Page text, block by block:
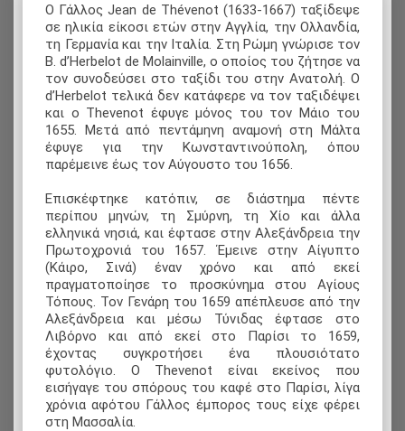
O Γάλλος Jean de Thévenot (1633-1667) ταξίδεψε
σε ηλικία είκοσι ετών στην Αγγλία, την Ολλανδία,
τη Γερμανία και την Ιταλία. Στη Ρώμη γνώρισε τον
B. d’Herbelot de Molainville, ο οποίος του ζήτησε να
τον συνοδεύσει στο ταξίδι του στην Ανατολή. Ο
d’Herbelot τελικά δεν κατάφερε να τον ταξιδέψει
και ο Thevenot έφυγε μόνος του τον Μάιο του
1655. Μετά από πεντάμηνη αναμονή στη Μάλτα
έφυγε για την Κωνσταντινούπολη, όπου
παρέμεινε έως τον Αύγουστο του 1656.
Επισκέφτηκε κατόπιν, σε διάστημα πέντε
περίπου μηνών, τη Σμύρνη, τη Χίο και άλλα
ελληνικά νησιά, και έφτασε στην Αλεξάνδρεια την
Πρωτοχρονιά του 1657. Έμεινε στην Αίγυπτο
(Κάιρο, Σινά) έναν χρόνο και από εκεί
πραγματοποίησε το προσκύνημα στου Αγίους
Τόπους. Τον Γενάρη του 1659 απέπλευσε από την
Αλεξάνδρεια και μέσω Τύνιδας έφτασε στο
Λιβόρνο και από εκεί στο Παρίσι το 1659,
έχοντας συγκροτήσει ένα πλουσιότατο
φυτολόγιο. Ο Thevenot είναι εκείνος που
εισήγαγε του σπόρους του καφέ στο Παρίσι, λίγα
χρόνια αφότου Γάλλος έμπορος τους είχε φέρει
στη Μασσαλία.